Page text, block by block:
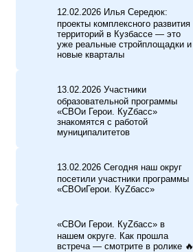
12.02.2026 Илья Середюк:
проекты комплексного развития
территорий в Кузбассе — это
уже реальные стройплощадки и
новые кварталы
13.02.2026 Участники
образовательной программы
«СВОи Герои. КуZбасс»
знакомятся с работой
муниципалитетов
13.02.2026 Сегодня наш округ
посетили участники программы
«СВОиГерои. КуZбасс»
«СВОи Герои. КуZбасс» в
нашем округе. Как прошла
встреча — смотрите в ролике 🔥